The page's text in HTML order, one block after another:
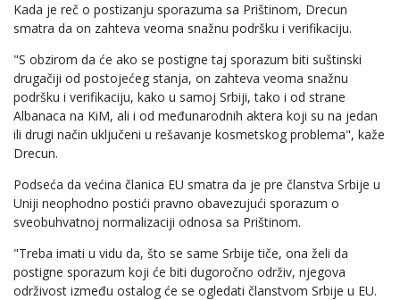
Kada je reč o postizanju sporazuma sa Prištinom, Drecun
smatra da on zahteva veoma snažnu podršku i verifikaciju.
"S obzirom da će ako se postigne taj sporazum biti suštinski
drugačiji od postojećeg stanja, on zahteva veoma snažnu
podršku i verifikaciju, kako u samoj Srbiji, tako i od strane
Albanaca na KiM, ali i od međunarodnih aktera koji su na jedan
ili drugi način uključeni u rešavanje kosmetskog problema", kaže
Drecun.
Podseća da većina članica EU smatra da je pre članstva Srbije u
Uniji neophodno postići pravno obavezujući sporazum o
sveobuhvatnoj normalizaciji odnosa sa Prištinom.
"Treba imati u vidu da, što se same Srbije tiče, ona želi da
postigne sporazum koji će biti dugoročno održiv, njegova
održivost između ostalog će se ogledati članstvom Srbije u EU.